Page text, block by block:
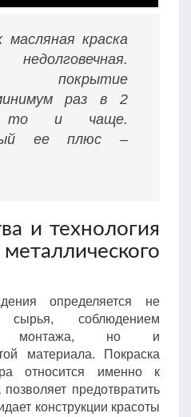
масляная краска
покрытие
раз в 2
то и чаще.
ее плюс –
и технология
определяется не
сырья, соблюдением
монтажа, но и
материала. Покраска
относится именно к
предотвратить
конструкции красоты